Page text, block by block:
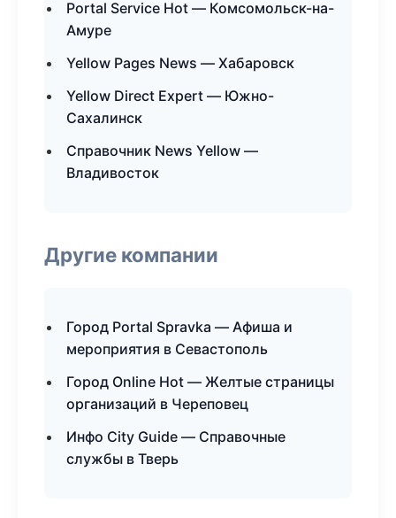
Portal Service Hot — Комсомольск-на-
Амуре
Yellow Pages News — Хабаровск
Yellow Direct Expert — Южно-
Сахалинск
Справочник News Yellow —
Владивосток
Другие компании
Город Portal Spravka — Афиша и
мероприятия в Севастополь
Город Online Hot — Желтые страницы
организаций в Череповец
Инфо City Guide — Справочные
службы в Тверь